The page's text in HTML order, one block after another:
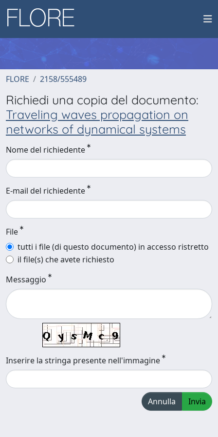
FLORE 2158/555489
Richiedi una copia del documento:
Traveling waves propagation on
networks of dynamical systems
Nome del richiedente
E-mail del richiedente
File
tutti i file (di questo documento) in accesso ristretto
il file(s) che avete richiesto
Messaggio
Inserire la stringa presente nell'immagine
Annulla Invia